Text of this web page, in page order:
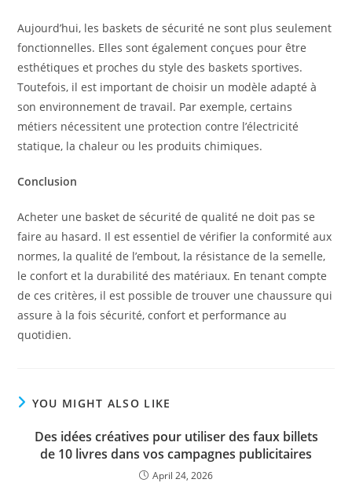
Aujourd’hui, les baskets de sécurité ne sont plus seulement
fonctionnelles. Elles sont également conçues pour être
esthétiques et proches du style des baskets sportives.
Toutefois, il est important de choisir un modèle adapté à
son environnement de travail. Par exemple, certains
métiers nécessitent une protection contre l’électricité
statique, la chaleur ou les produits chimiques.
Conclusion
Acheter une basket de sécurité de qualité ne doit pas se
faire au hasard. Il est essentiel de vérifier la conformité aux
normes, la qualité de l’embout, la résistance de la semelle,
le confort et la durabilité des matériaux. En tenant compte
de ces critères, il est possible de trouver une chaussure qui
assure à la fois sécurité, confort et performance au
quotidien.
YOU MIGHT ALSO LIKE
Des idées créatives pour utiliser des faux billets
de 10 livres dans vos campagnes publicitaires
April 24, 2026